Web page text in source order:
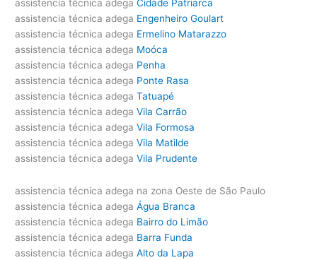
assistencia técnica adega Cidade Patriarca
assistencia técnica adega Engenheiro Goulart
assistencia técnica adega Ermelino Matarazzo
assistencia técnica adega Moóca
assistencia técnica adega Penha
assistencia técnica adega Ponte Rasa
assistencia técnica adega Tatuapé
assistencia técnica adega Vila Carrão
assistencia técnica adega Vila Formosa
assistencia técnica adega Vila Matilde
assistencia técnica adega Vila Prudente
assistencia técnica adega na zona Oeste de São Paulo
assistencia técnica adega Água Branca
assistencia técnica adega Bairro do Limão
assistencia técnica adega Barra Funda
assistencia técnica adega Alto da Lapa